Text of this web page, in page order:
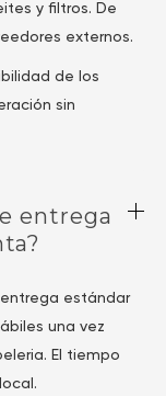
y filtros. De
externos.
de los
sin
entrega
estándar
una vez
El tiempo